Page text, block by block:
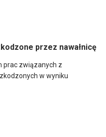
przez nawałnicę
prac związanych z
w wyniku